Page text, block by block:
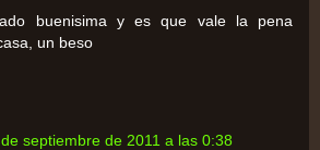
buenisima y es que vale la pena
un beso
septiembre de 2011 a las 0:38